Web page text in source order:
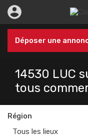
Déposer une
14530 LUC
tous
Région
Tous les lieux